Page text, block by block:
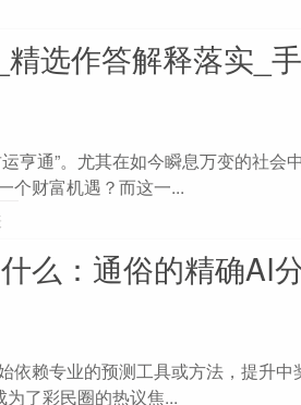
选作答解释落实_
亨通”。尤其在如今瞬息万变的社会
个财富机遇？而这一...
么：通俗的精确AI
依赖专业的预测工具或方法，提升中
为了彩民圈的热议焦...